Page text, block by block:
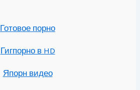
Готовое порно
Гигпорно в HD
Япорн видео